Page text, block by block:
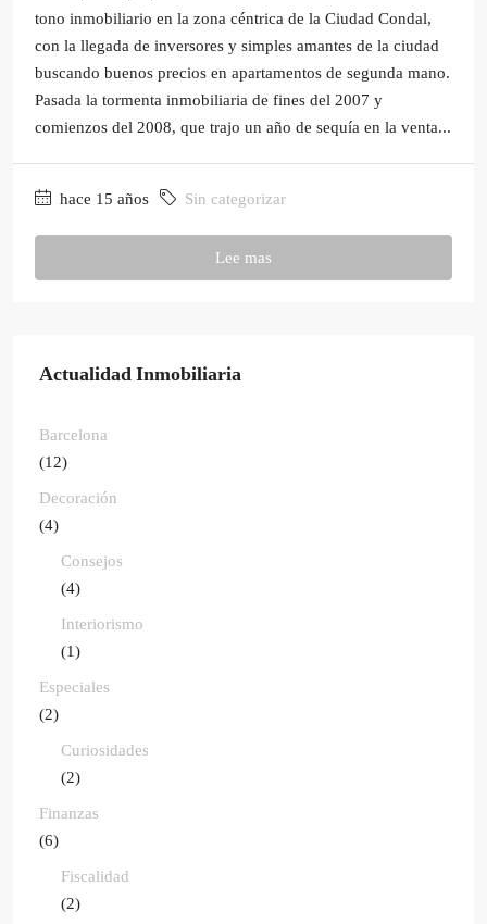
tono inmobiliario en la zona céntrica de la Ciudad Condal,
con la llegada de inversores y simples amantes de la ciudad
buscando buenos precios en apartamentos de segunda mano.
Pasada la tormenta inmobiliaria de fines del 2007 y
comienzos del 2008, que trajo un año de sequía en la venta...
hace 15 años Sin categorizar
Lee mas
Actualidad Inmobiliaria
Barcelona
(12)
Decoración
(4)
Consejos
(4)
Interiorismo
(1)
Especiales
(2)
Curiosidades
(2)
Finanzas
(6)
Fiscalidad
(2)